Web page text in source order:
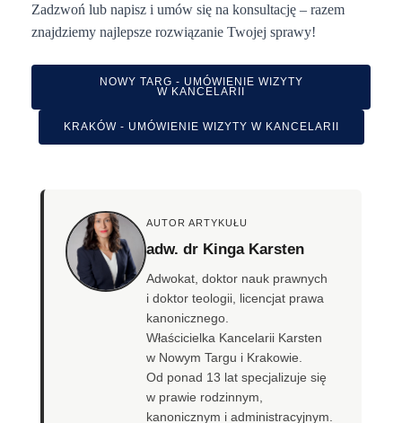
Zadzwoń lub napisz i umów się na konsultację – razem
znajdziemy najlepsze rozwiązanie Twojej sprawy!
NOWY TARG - UMÓWIENIE WIZYTY
W KANCELARII
KRAKÓW - UMÓWIENIE WIZYTY W KANCELARII
AUTOR ARTYKUŁU
adw. dr Kinga Karsten
Adwokat, doktor nauk prawnych
i doktor teologii, licencjat prawa
kanonicznego.
Właścicielka Kancelarii Karsten
w Nowym Targu i Krakowie.
Od ponad 13 lat specjalizuje się
w prawie rodzinnym,
kanonicznym i administracyjnym.